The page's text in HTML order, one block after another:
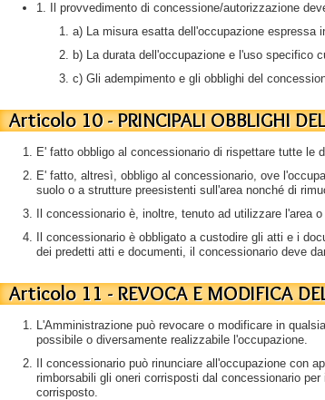
1. Il provvedimento di concessione/autorizzazione
a) La misura esatta dell'occupazione espressa
b) La durata dell'occupazione e l'uso specifico
c) Gli adempimento e gli obblighi del
Articolo 10 - PRINCIPALI OBBLIGHI
E' fatto obbligo al concessionario di rispettare tutte le
E' fatto, altresì, obbligo al concessionario, ove
suolo o a strutture preesistenti sull'area nonché di
Il concessionario è, inoltre, tenuto ad utilizzare
Il concessionario è obbligato a custodire gli atti e i
dei predetti atti e documenti, il concessionario deve
Articolo 11 - REVOCA E MODIFICA
L'Amministrazione può revocare o modificare in
possibile o diversamente realizzabile l'occupazione.
Il concessionario può rinunciare all'occupazione con
rimborsabili gli oneri corrisposti dal concessionario
corrisposto.